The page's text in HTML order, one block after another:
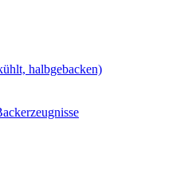
halbgebacken)